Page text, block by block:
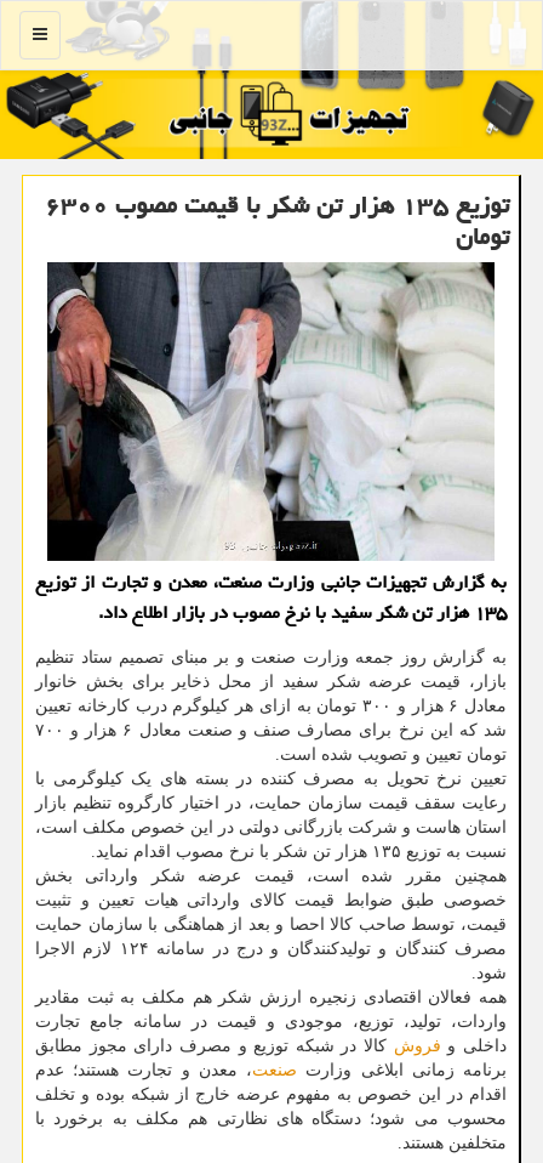
منو
توزیع ۱۳۵ هزار تن شكر با قیمت مصوب ۶۳۰۰
تومان
به گزارش تجهیزات جانبی وزارت صنعت، معدن و تجارت از توزیع
۱۳۵ هزار تن شكر سفید با نرخ مصوب در بازار اطلاع داد.
به گزارش روز جمعه وزارت صنعت و بر مبنای تصمیم ستاد تنظیم
بازار، قیمت عرضه شکر سفید از محل ذخایر برای بخش خانوار
معادل ۶ هزار و ۳۰۰ تومان به ازای هر کیلوگرم درب کارخانه تعیین
شد که این نرخ برای مصارف صنف و صنعت معادل ۶ هزار و ۷۰۰
تومان تعیین و تصویب شده است.
تعیین نرخ تحویل به مصرف کننده در بسته های یک کیلوگرمی با
رعایت سقف قیمت سازمان حمایت، در اختیار کارگروه تنظیم بازار
استان هاست و شرکت بازرگانی دولتی در این خصوص مکلف است،
نسبت به توزیع ۱۳۵ هزار تن شکر با نرخ مصوب اقدام نماید.
همچنین مقرر شده است، قیمت عرضه شکر وارداتی بخش
خصوصی طبق ضوابط قیمت کالای وارداتی هیات تعیین و تثبیت
قیمت، توسط صاحب کالا احصا و بعد از هماهنگی با سازمان حمایت
مصرف کنندگان و تولیدکنندگان و درج در سامانه ۱۲۴ لازم الاجرا
شود.
همه فعالان اقتصادی زنجیره ارزش شکر هم مکلف به ثبت مقادیر
واردات، تولید، توزیع، موجودی و قیمت در سامانه جامع تجارت
داخلی و فروش کالا در شبکه توزیع و مصرف دارای مجوز مطابق
برنامه زمانی ابلاغی وزارت صنعت، معدن و تجارت هستند؛ عدم
اقدام در این خصوص به مفهوم عرضه خارج از شبکه بوده و تخلف
محسوب می شود؛ دستگاه های نظارتی هم مکلف به برخورد با
متخلفین هستند.